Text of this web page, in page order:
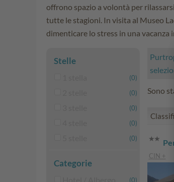
offrono spazio a volontà per
tutte le stagioni. In visita al Museo
dimenticare lo stress in una
Stelle
(0)
(0)
(0)
(0)
(0)
Categorie
(0)
Sono
CIN +